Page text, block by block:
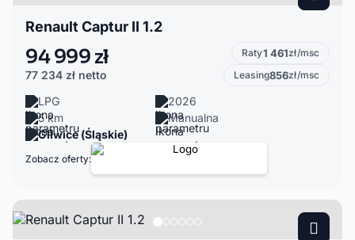
Renault Captur II 1.2
94 999 zł
77 234 zł netto
Raty1 461zł/msc
Leasing856zł/msc
LPG
2026
5 km
Manualna
Gliwice (Śląskie)
Zobacz oferty: